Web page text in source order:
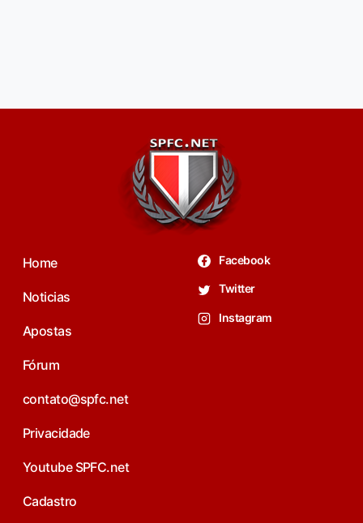
Home
Noticias
Apostas
Fórum
contato@spfc.net
Privacidade
Youtube SPFC.net
Cadastro
Facebook
Twitter
Instagram